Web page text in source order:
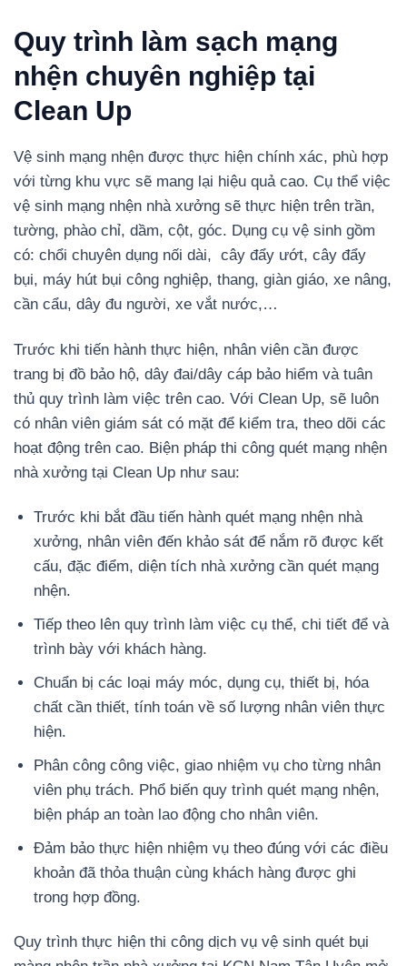
Quy trình làm sạch mạng
nhện chuyên nghiệp tại
Clean Up
Vệ sinh mạng nhện được thực hiện chính xác, phù hợp
với từng khu vực sẽ mang lại hiệu quả cao. Cụ thể việc
vệ sinh mạng nhện nhà xưởng sẽ thực hiện trên trần,
tường, phào chỉ, dầm, cột, góc. Dụng cụ vệ sinh gồm
có: chổi chuyên dụng nối dài, cây đẩy ướt, cây đẩy
bụi, máy hút bụi công nghiệp, thang, giàn giáo, xe nâng,
cần cẩu, dây đu người, xe vắt nước,…
Trước khi tiến hành thực hiện, nhân viên cần được
trang bị đồ bảo hộ, dây đai/dây cáp bảo hiểm và tuân
thủ quy trình làm việc trên cao. Với Clean Up, sẽ luôn
có nhân viên giám sát có mặt để kiểm tra, theo dõi các
hoạt động trên cao. Biện pháp thi công quét mạng nhện
nhà xưởng tại Clean Up như sau:
Trước khi bắt đầu tiến hành quét mạng nhện nhà
xưởng, nhân viên đến khảo sát để nắm rõ được kết
cấu, đặc điểm, diện tích nhà xưởng cần quét mạng
nhện.
Tiếp theo lên quy trình làm việc cụ thể, chi tiết để và
trình bày với khách hàng.
Chuẩn bị các loại máy móc, dụng cụ, thiết bị, hóa
chất cần thiết, tính toán về số lượng nhân viên thực
hiện.
Phân công công việc, giao nhiệm vụ cho từng nhân
viên phụ trách. Phổ biến quy trình quét mạng nhện,
biện pháp an toàn lao động cho nhân viên.
Đảm bảo thực hiện nhiệm vụ theo đúng với các điều
khoản đã thỏa thuận cùng khách hàng được ghi
trong hợp đồng.
Quy trình thực hiện thi công dịch vụ vệ sinh quét bụi